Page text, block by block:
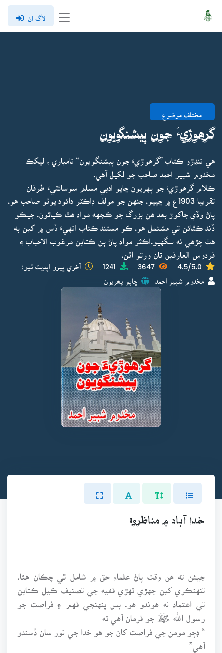
لاگ ان
مختلف موضوع
گرهوڙيءَ جون پيشنگويون
هي ننڍڙو ڪتاب ”گرهوڙيءَ جون پيشنگويون“ نامياري ، ليکڪ
مخدوم شبير احمد صاحب جو لکيل آهي.
ڪلام گرهوڙيءَ جو پهريون ڇاپو ادبي مسلم سوسائٽيءَ طرفان
تقريبا 1903ع ۾ ڇپيو. جنهن جو مولف ڊاڪٽر دائود پوٽو صاحب هو.
پاڻ وڏي جاکوڙ بعد هن بزرگ جو ڪجهه مواد هٿ ڪيائون. جيڪو
ڏند ڪٿائن تي مشتمل هو. ڪو مستند ڪتاب انهيءَ ڏس ۾ کين به
هٿ چڙهي نه سگهيو.اڪثر مواد پاڻ ٻن ڪتابن مرغوب الاحباب ۽
فردوس العارفين تان ورتو اٿن.
4.5/5.0
3647
1241 آخري ڀيرو اپڊيٽ ٿيو:
مخدوم شبير احمد ڇاپو پھريون
خدا آباد ۾ مناظرو:
جيئن ته هن وقت پاڻ علماءِ حق ۾ شامل ٿي چڪان هئا.
تنهنڪري کين جهڙي تهڙي فقيه جي تصنيف ڪيل ڪتابن
تي اعتماد نه هوندو هو. بس پنهنجي فهم ۽ فراصت جو
رسول الله ﷺ جو فرمان آهي ته
“ ڊڄو مومن جي فراصت کان جو هو خدا جي نور سان ڏسندو
آهي”